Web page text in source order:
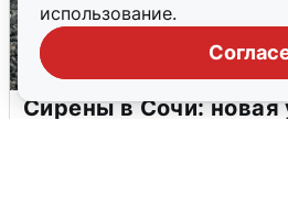
использование.
Сирены в Сочи: новая